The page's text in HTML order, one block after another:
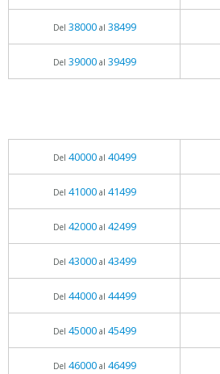
Del 38000al 38499
Del 39000al 39499
Del 40000al 40499
Del 41000al 41499
Del 42000al 42499
Del 43000al 43499
Del 44000al 44499
Del 45000al 45499
Del 46000al 46499